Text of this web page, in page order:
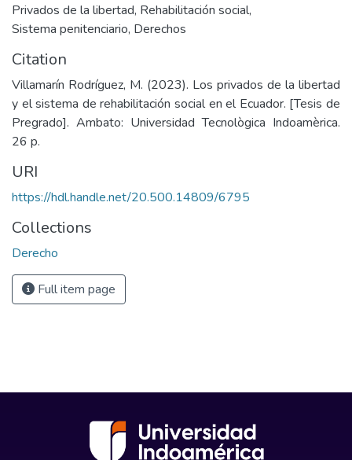
Privados de la libertad, Rehabilitación social,
Sistema penitenciario, Derechos
Citation
Villamarín Rodríguez, M. (2023). Los privados de la libertad
y el sistema de rehabilitación social en el Ecuador. [Tesis de
Pregrado]. Ambato: Universidad Tecnològica Indoamèrica.
26 p.
URI
https://hdl.handle.net/20.500.14809/6795
Collections
Derecho
Full item page